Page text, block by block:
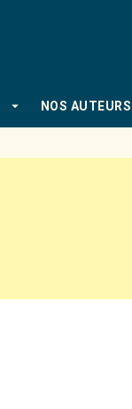
arrow_drop_down NOS AUTEURS